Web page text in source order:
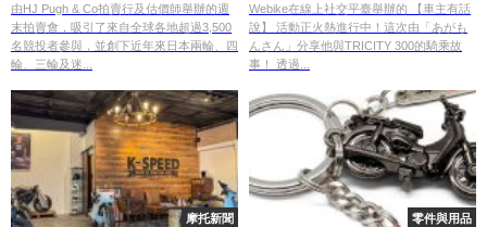
由HJ Pugh & Co拍賣行及估價師舉辦的週
末拍賣會，吸引了來自全球各地超過3,500
名競投者參與，並創下近年來日本兩輪、四
輪、三輪及迷...
Webike在線上社交平臺舉辦的 【車主有話
說】 活動正火熱進行中！這次由「あがも
んさん」分享他與TRICITY 300的騎乘故
事！ 透過...
摩托新聞 零件與用品